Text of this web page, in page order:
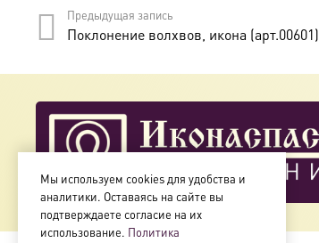
Предыдущая запись
Поклонение волхвов, икона (арт.00601)
Мы используем cookies для удобства и
аналитики. Оставаясь на сайте вы
подтверждаете согласие на их
использование. Политика